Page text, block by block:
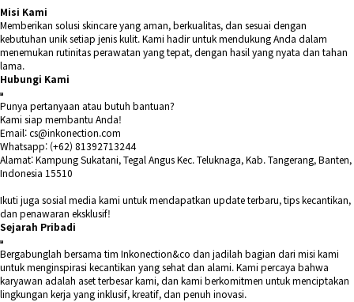
Misi Kami
Memberikan solusi skincare yang aman, berkualitas, dan sesuai dengan
kebutuhan unik setiap jenis kulit. Kami hadir untuk mendukung Anda dalam
menemukan rutinitas perawatan yang tepat, dengan hasil yang nyata dan tahan
lama.
Hubungi Kami
Punya pertanyaan atau butuh bantuan?
Kami siap membantu Anda!
Email: cs@inkonection.com
Whatsapp: (+62) 81392713244
Alamat: Kampung Sukatani, Tegal Angus Kec. Teluknaga, Kab. Tangerang, Banten,
Indonesia 15510
Ikuti juga sosial media kami untuk mendapatkan update terbaru, tips kecantikan,
dan penawaran eksklusif!
Sejarah Pribadi
Bergabunglah bersama tim Inkonection&co dan jadilah bagian dari misi kami
untuk menginspirasi kecantikan yang sehat dan alami. Kami percaya bahwa
karyawan adalah aset terbesar kami, dan kami berkomitmen untuk menciptakan
lingkungan kerja yang inklusif, kreatif, dan penuh inovasi.